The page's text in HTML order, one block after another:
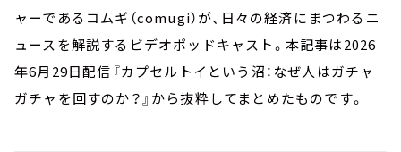
ャーであるコムギ（comugi）が、日々の経済にまつわるニ
ュースを解説するビデオポッドキャスト。本記事は2026
年6月29日配信『カプセルトイという沼：なぜ人はガチャ
ガチャを回すのか？』から抜粋してまとめたものです。